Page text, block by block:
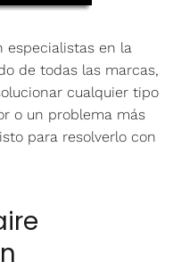
especialistas en la
de todas las marcas,
cualquier tipo
o un problema más
para resolverlo con